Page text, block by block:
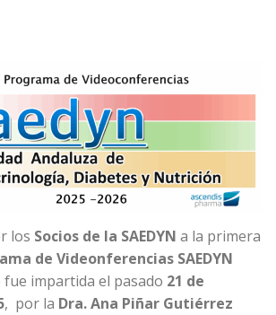
los Socios de la SAEDYN a la primera
de Videonferencias SAEDYN
fue impartida el pasado 21 de
, por la Dra. Ana Piñar Gutiérrez